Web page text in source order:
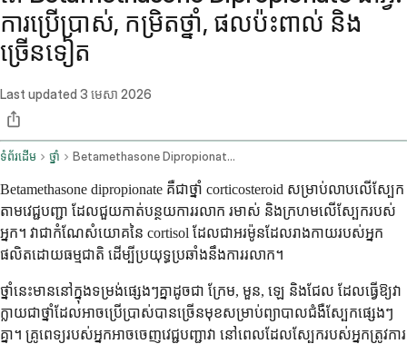
ការប្រើប្រាស់, កម្រិតថ្នាំ, ផលប៉ះពាល់ និង
ច្រើនទៀត
Last updated 3 មេសា 2026
ទំព័រដើម ថ្នាំ Betamethasone Dipropionate Topical Application Route
Betamethasone dipropionate គឺជាថ្នាំ corticosteroid សម្រាប់លាបលើស្បែក
តាមវេជ្ជបញ្ជា ដែលជួយកាត់បន្ថយការរលាក រមាស់ និងក្រហមលើស្បែករបស់
អ្នក។ វាជាកំណែសំយោគនៃ cortisol ដែលជាអរម៉ូនដែលរាងកាយរបស់អ្នក
ផលិតដោយធម្មជាតិ ដើម្បីប្រយុទ្ធប្រឆាំងនឹងការរលាក។
ថ្នាំនេះមាននៅក្នុងទម្រង់ផ្សេងៗគ្នាដូចជា ក្រែម, មួន, ឡេ និងជែល ដែលធ្វើឱ្យវា
ក្លាយជាថ្នាំដែលអាចប្រើប្រាស់បានច្រើនមុខសម្រាប់ព្យាបាលជំងឺស្បែកផ្សេងៗ
គ្នា។ គ្រូពេទ្យរបស់អ្នកអាចចេញវេជ្ជបញ្ជាវា នៅពេលដែលស្បែករបស់អ្នកត្រូវការ